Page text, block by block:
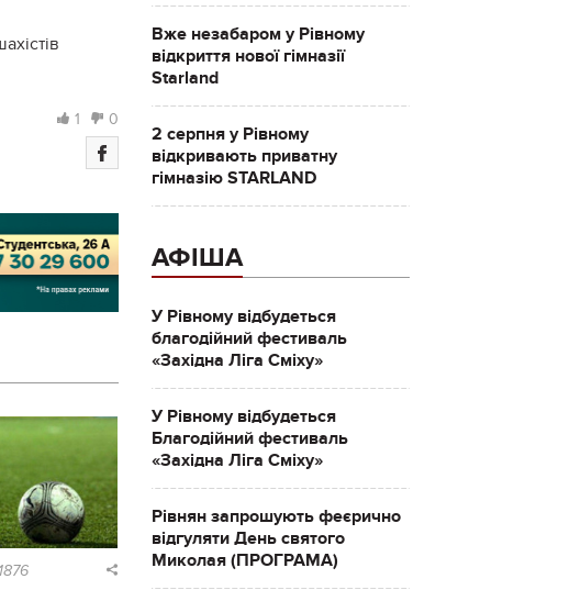
1 0
1876
Вже незабаром у Рівному
відкриття нової гімназії
Starland
2 серпня у Рівному
відкривають приватну
гімназію STARLAND
АФІША
У Рівному відбудеться
благодійний фестиваль
«Західна Ліга Сміху»
У Рівному відбудеться
Благодійний фестиваль
«Західна Ліга Сміху»
Рівнян запрошують феєрично
відгуляти День святого
Миколая (ПРОГРАМА)